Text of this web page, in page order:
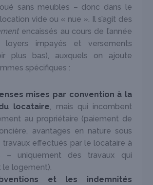
sans meubles – donc dans le
vide ou « nue ». Il s’agit des
encaissés au cours de l’année
loyers impayés et versements
plus bas), auxquels on ajoute
spécifiques :
mises par convention à la
locataire , mais qui incombent
au propriétaire (paiement de
avantages en nature sous
effectués par le locataire à
– uniquement des travaux qui
le logement).
et les indemnités